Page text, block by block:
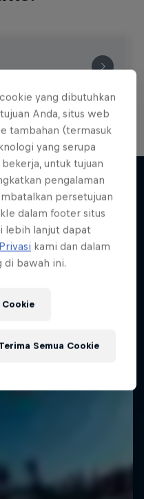
ini
yang dibutuhkan
Anda, situs web
tambahan (termasuk
yang serupa
untuk tujuan
pengalaman
persetujuan
dalam footer situs
lebih lanjut dapat
kami dan dalam
di bawah ini.
Terima Semua Cookie